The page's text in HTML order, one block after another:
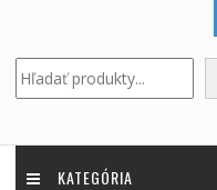
KATEGÓRIA